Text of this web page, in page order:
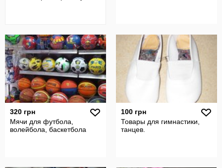
320 грн
Мячи для футбола,
волейбола, баскетбола
100 грн
Товары для гимнастики,
танцев.